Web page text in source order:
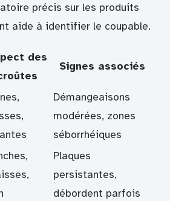
précis sur les produits
aide à identifier le coupable.
des
Signes associés
Démangeaisons
modérées, zones
séborrhéiques
Plaques
persistantes,
débordent parfois